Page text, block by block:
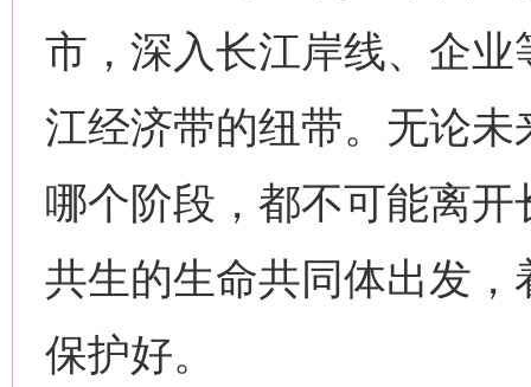
市，深入长江岸线、企
江经济带的纽带。无论
哪个阶段，都不可能离
共生的生命共同体出发
保护好。